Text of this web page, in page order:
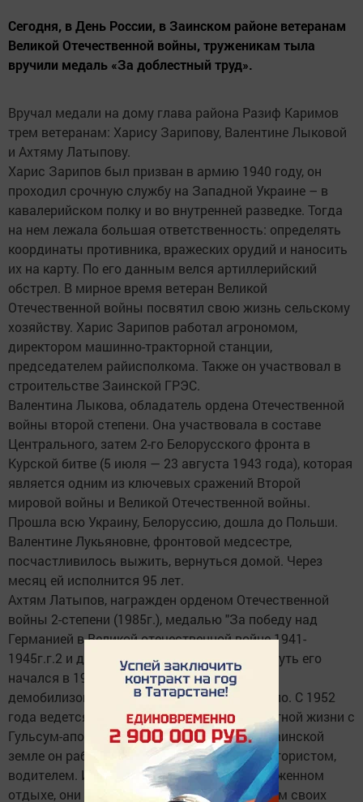
Сегодня, в День России, в Заинском районе ветеранам
Великой Отечественной войны, труженикам тыла
вручили медаль «За доблестный труд».
Вручал медали на дому глава района Разиф Каримов
трем ветеранам: Харису Зарипову, Валентине Лыковой
и Ахтяму Латыпову.
Харис Зарипов был призван в армию 1940 году, он
проходил срочную службу на Западной Украине – в
кавалерийском полку и во внутренней разведке. Тогда
на нем лежала большая ответственность: определять
координаты противника, вражеских орудий и наносить
их на карту. По его данным велся артиллерийский
обстрел. В мирное время ветеран Великой
Отечественной войны посвятил свою жизнь сельскому
хозяйству. Харис Зарипов работал агрономом,
директором машинно-тракторной станции,
председателем райисполкома. Также он участвовал в
строительстве Заинской ГРЭС.
Валентина Лыкова, обладатель ордена Отечественной
войны второй степени. Она участвовала в составе
Центрального, затем 2-го Белорусского фронта в
Курской битве (5 июля — 23 августа 1943 года), которая
является одним из ключевых сражений Второй
мировой войны и Великой Отечественной войны.
Прошла всю Украину, Белоруссию, дошла до Польши.
Валентине Лукьяновне, фронтовой медсестре,
посчастливилось выжить, вернуться домой. Через
месяц ей исполнится 95 лет.
Ахтям Латыпов, награжден орденом Отечественной
войны 2-степени (1985г.), медалью "За победу над
Германией в Великой отечественной войне 1941-
1945г.г.2 и другими медалями. Фронтовой путь его
начался в 1943 году и лишь 7 лет спустя
демобилизовался, вернувшись в родное село. С 1952
года ведется отсчет их счастливой совместной жизни с
Гульсум-апой, вырастили троих детей. На заинской
земле он работал в лесном хозяйстве: трактористом,
водителем. Интересна его жизнь и на заслуженном
отдыхе, они с супругой окружены вниманием своих